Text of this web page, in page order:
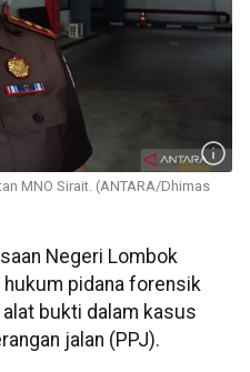
MNO Sirait. (ANTARA/Dhimas
Negeri Lombok
hukum pidana forensik
bukti dalam kasus
jalan (PPJ).